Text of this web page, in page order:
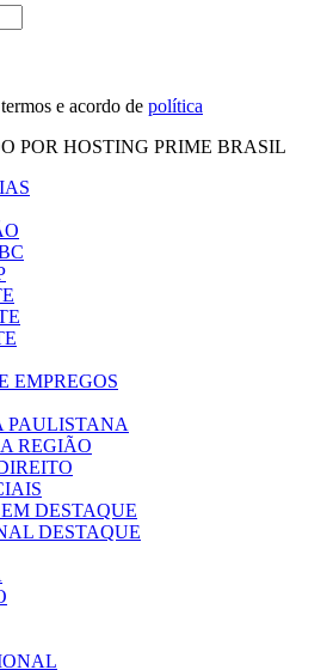
e acordo de política
POR HOSTING PRIME BRASIL
EMPREGOS
PAULISTANA
REGIÃO
DESTAQUE
DESTAQUE